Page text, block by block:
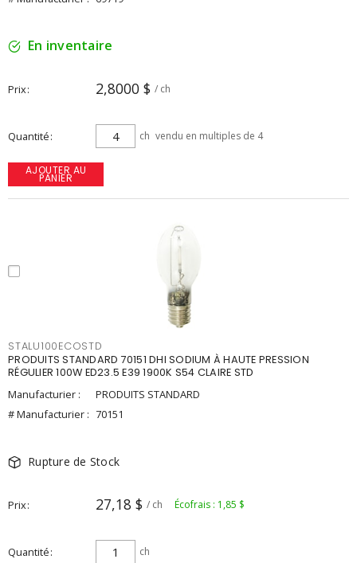
En inventaire
Prix 2,8000 $ / ch
Quantité ch vendu en multiples de 4
AJOUTER AU
PANIER
STALU100ECOSTD
PRODUITS STANDARD 70151 DHI SODIUM À HAUTE PRESSION
RÉGULIER 100W ED23.5 E39 1900K S54 CLAIRE STD
Manufacturier :
PRODUITS STANDARD
# Manufacturier : 70151
Rupture de Stock
Prix 27,18 $ / ch Écofrais : 1,85 $
Quantité ch